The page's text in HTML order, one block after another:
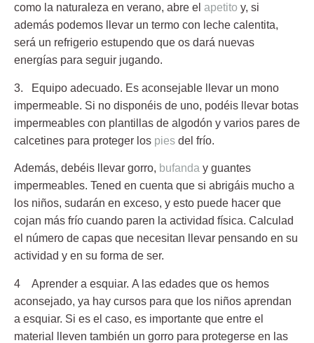
como la naturaleza en verano, abre el apetito y, si
además podemos llevar un termo con leche calentita,
será un refrigerio estupendo que os dará nuevas
energías para seguir jugando.
3. Equipo adecuado. Es aconsejable llevar un mono
impermeable. Si no disponéis de uno, podéis llevar botas
impermeables con plantillas de algodón y varios pares de
calcetines para proteger los pies del frío.
Además, debéis llevar gorro, bufanda y guantes
impermeables. Tened en cuenta que si abrigáis mucho a
los niños, sudarán en exceso, y esto puede hacer que
cojan más frío cuando paren la actividad física. Calculad
el número de capas que necesitan llevar pensando en su
actividad y en su forma de ser.
4 Aprender a esquiar. A las edades que os hemos
aconsejado, ya hay cursos para que los niños aprendan
a esquiar. Si es el caso, es importante que entre el
material lleven también un gorro para protegerse en las